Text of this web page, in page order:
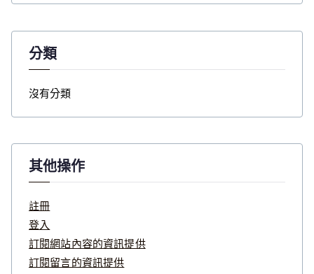
分類
沒有分類
其他操作
註冊
登入
訂閱網站內容的資訊提供
訂閱留言的資訊提供